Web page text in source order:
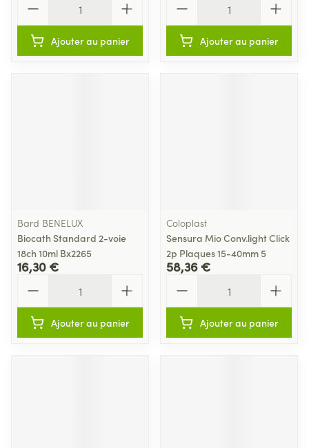
Ajouter au panier Ajouter au panier
Bard BENELUX
Biocath Standard 2-voie
18ch 10ml Bx2265
16,30 €
Ajouter au panier
Coloplast
Sensura Mio Conv.light Click
2p Plaques 15-40mm 5
58,36 €
Ajouter au panier